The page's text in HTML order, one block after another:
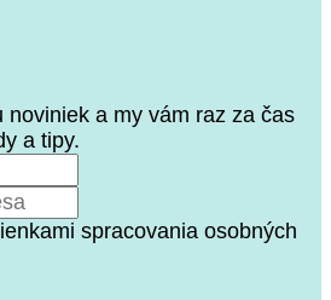
noviniek a my vám raz za čas
a tipy.
spracovania osobných